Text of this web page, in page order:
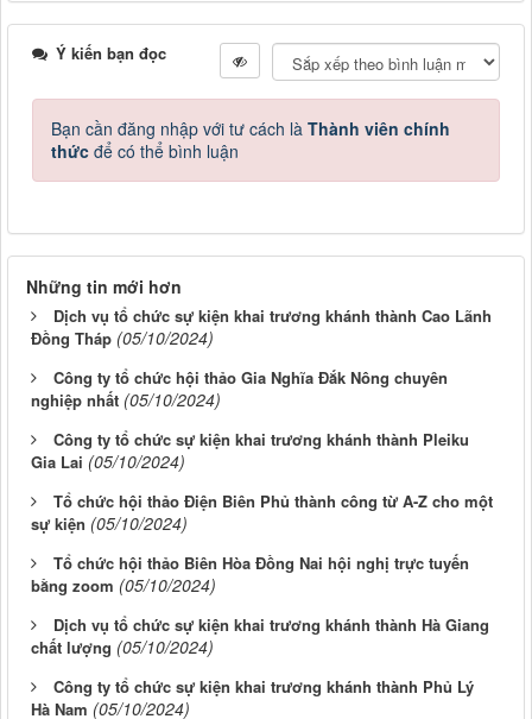
Ý kiến bạn đọc
Bạn cần đăng nhập với tư cách là Thành viên chính
thức để có thể bình luận
Những tin mới hơn
Dịch vụ tổ chức sự kiện khai trương khánh thành Cao Lãnh
Đồng Tháp (05/10/2024)
Công ty tổ chức hội thảo Gia Nghĩa Đắk Nông chuyên
nghiệp nhất (05/10/2024)
Công ty tổ chức sự kiện khai trương khánh thành Pleiku
Gia Lai (05/10/2024)
Tổ chức hội thảo Điện Biên Phủ thành công từ A-Z cho một
sự kiện (05/10/2024)
Tổ chức hội thảo Biên Hòa Đồng Nai hội nghị trực tuyến
bằng zoom (05/10/2024)
Dịch vụ tổ chức sự kiện khai trương khánh thành Hà Giang
chất lượng (05/10/2024)
Công ty tổ chức sự kiện khai trương khánh thành Phủ Lý
Hà Nam (05/10/2024)